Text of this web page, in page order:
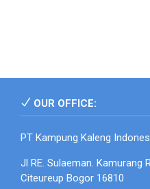
OUR OFFICE:
PT Kampung Kaleng
Jl RE. Sulaeman. Kamurang
Citeureup Bogor 16810